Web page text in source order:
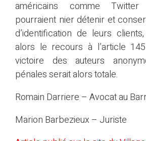
américains comme
pourraient nier détenir et
d’identification de leurs
alors le recours à l’article
victoire des auteurs
pénales serait alors totale.
Romain Darriere – Avocat au
Marion Barbezieux – Juriste